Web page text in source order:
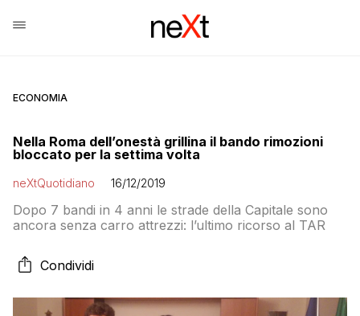
ECONOMIA
Nella Roma dell’onestà grillina il bando rimozioni
bloccato per la settima volta
neXtQuotidiano 16/12/2019
Dopo 7 bandi in 4 anni le strade della Capitale sono
ancora senza carro attrezzi: l’ultimo ricorso al TAR
Condividi